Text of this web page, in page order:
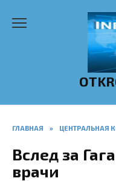
ГЛАВНАЯ » ЦЕНТРАЛЬНАЯ
Вслед за
врачи